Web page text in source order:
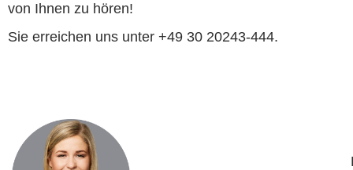
gegangen ist, übernommen. Meine Aufgaben
fordern mich – und die gute Resonanz macht
von Ihnen zu hören!
Sie erreichen uns unter +49 30 20243-444.